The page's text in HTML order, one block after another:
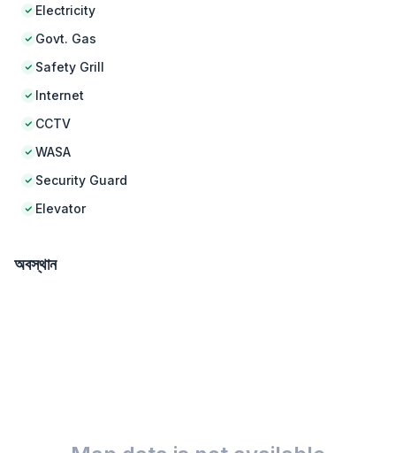
Electricity
Govt. Gas
Safety Grill
Internet
CCTV
WASA
Security Guard
Elevator
অবস্থান